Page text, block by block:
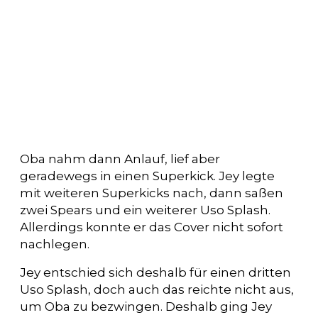
Oba nahm dann Anlauf, lief aber
geradewegs in einen Superkick. Jey legte
mit weiteren Superkicks nach, dann saßen
zwei Spears und ein weiterer Uso Splash.
Allerdings konnte er das Cover nicht sofort
nachlegen.
Jey entschied sich deshalb für einen dritten
Uso Splash, doch auch das reichte nicht aus,
um Oba zu bezwingen. Deshalb ging Jey